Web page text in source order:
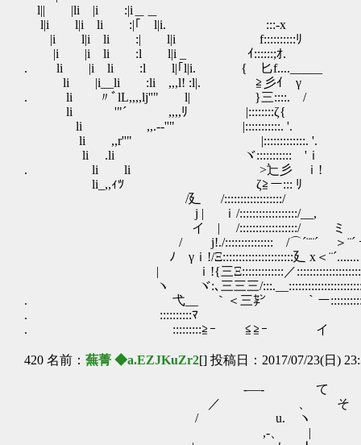
l|| |li |i :|i＿＿
l|i l|i li :|｢￣l|i. :::‐x ＿_＿
|i l|i li :| l|i f::::::::::ﾘ l｢￣￣
|i |i li :l l|i _ ｲ::::::;ｵ. l|Ｌ
. li |i li :l l|｢l|i. {ゞ匕f...._____
li |i__li :li ,,,l! :l|. ≧彡ｲ γ
. li 〃ﾞlL,,,,lj''" l| }三::::. /
li '"´ ,,,,ﾘ |::::::::ζ{
li ,,.-‐''"
li ,,r''" |:::::::::::::.
li .li ヾ::::::::::: 'ｉ
. li li >辷彡 ｉ! r
li_,,ｨﾂ ζ≧ー::: ﾘ
/廴 /::::::::::::::::::/ /
j | ｉ/::::::::::::::::::/__, ｲ
イ | /::::::::::::::::::/ ゝ ミ j
/ j!./:::::::::::::::ゞ/⌒´¨¨´ ＞¨´ ｰ
ﾉ γｉ!/Ξ::::::::::::::::::::::廴 x＜¨´....... )
| ゞｉ!{三Ξ:::::::::::::／
ヽ ヾ:､三三三/
. 弋__ ｀＜三㌢ ｀ー:::::::::::彡
. ::::::::::ﾏ ／￣
. :::::::::≧ｰ ≦≧ｰ イ
420 名前： 蕪菁 ◆a.EZJKuZr2[] 投稿日：2017/07/23(日)
-―- て
／ 、 そ
/ u. ヽ
,-、 |